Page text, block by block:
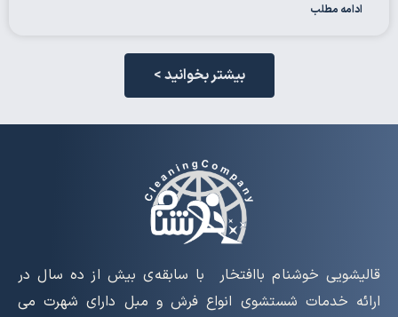
ادامه مطلب
بیشتر بخوانید >
قالیشویی خوشنام باافتخار با سابقه‌ی بیش از ده سال در
ارائه خدمات شستشوی انواع فرش و مبل دارای شهرت می